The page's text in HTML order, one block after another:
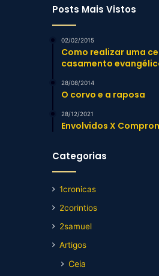
Posts Mais Vistos
02/02/2015
Como realizar uma
casamento
28/08/2014
O corvo e a raposa
28/12/2021
Envolvidos X
Categorias
1cronicas
2corintios
2samuel
Artigos
Ceia